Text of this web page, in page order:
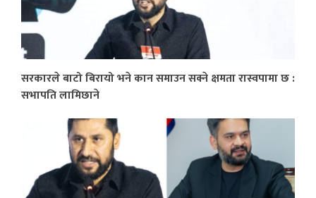
सरकारले बाटो बिरायो भने कान समाउन सक्ने क्षमता रास्वपामा छ :
सभापति लामिछाने